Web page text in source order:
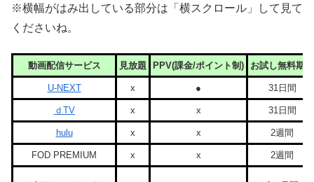
※横幅がはみ出している部分は「横スクロール」して見て
くださいね。
動画配信サービス 見放題 PPV(課金/ポイント制) お試し無料期間
U-NEXT x ● 31日間
ｄTV x x 31日間
hulu x x 2週間
FOD PREMIUM x x 2週間